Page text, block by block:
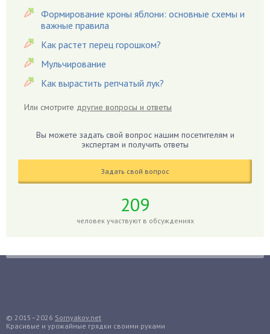
Гвоздики
Георгины
Герань
Гиацинт
Гибискус
Гладиолусы
Голубика
Груши
Дайкон
Формирование кроны яблони: основные схемы и
важные правила
Как растет перец горошком?
Мульчирование
Как вырастить репчатый лук?
Или смотрите другие вопросы и ответы
Вы можете задать свой вопрос нашим посетителям и
экспертам и получить ответы
Задать свой вопрос
209
человек участвуют в обсуждениях
© 2015–2026 Sornyakov.net
Красивые и урожайные грядки своими руками